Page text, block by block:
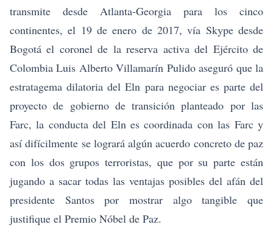
transmite desde Atlanta-Georgia para los cinco
continentes, el 19 de enero de 2017, vía Skype desde
Bogotá el coronel de la reserva activa del Ejército de
ColombiaLuis Alberto Villamarín Pulidoaseguró que la
estratagema dilatoria del Eln para negociar es parte del
proyecto de gobierno de transición planteado por las
Farc, la conducta del Eln es coordinada con las Farc y
así difícilmente se logrará algún acuerdo concreto de paz
con los dos grupos terroristas, que por su parte están
jugando a sacar todas las ventajas posibles del afán del
presidente Santos por mostrar algo tangible que
justifique el Premio Nóbel de Paz.